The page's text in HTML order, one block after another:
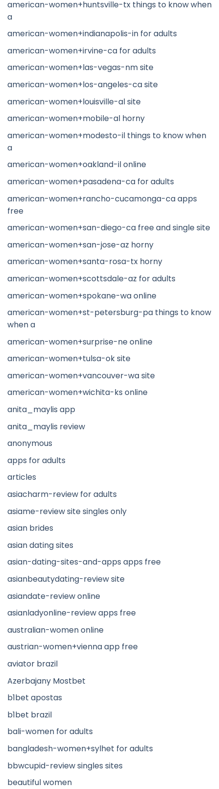
american-women+huntsville-tx things to know when
a
american-women+indianapolis-in for adults
american-women+irvine-ca for adults
american-women+las-vegas-nm site
american-women+los-angeles-ca site
american-women+louisville-al site
american-women+mobile-al horny
american-women+modesto-il things to know when
a
american-women+oakland-il online
american-women+pasadena-ca for adults
american-women+rancho-cucamonga-ca apps
free
american-women+san-diego-ca free and single site
american-women+san-jose-az horny
american-women+santa-rosa-tx horny
american-women+scottsdale-az for adults
american-women+spokane-wa online
american-women+st-petersburg-pa things to know
when a
american-women+surprise-ne online
american-women+tulsa-ok site
american-women+vancouver-wa site
american-women+wichita-ks online
anita_maylis app
anita_maylis review
anonymous
apps for adults
articles
asiacharm-review for adults
asiame-review site singles only
asian brides
asian dating sites
asian-dating-sites-and-apps apps free
asianbeautydating-review site
asiandate-review online
asianladyonline-review apps free
australian-women online
austrian-women+vienna app free
aviator brazil
Azerbajany Mostbet
b1bet apostas
b1bet brazil
bali-women for adults
bangladesh-women+sylhet for adults
bbwcupid-review singles sites
beautiful women